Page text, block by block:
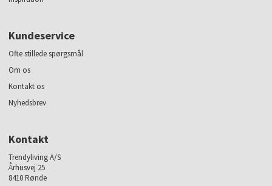
Kundeservice
Ofte stillede spørgsmål
Om os
Kontakt os
Nyhedsbrev
Kontakt
Trendyliving A/S
Århusvej 25
8410 Rønde